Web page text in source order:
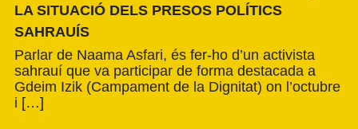
LA SITUACIÓ DELS PRESOS POLÍTICS
SAHRAUÍS
Parlar de Naama Asfari, és fer-ho d’un activista
sahrauí que va participar de forma destacada a
Gdeim Izik (Campament de la Dignitat) on l’octubre
i […]